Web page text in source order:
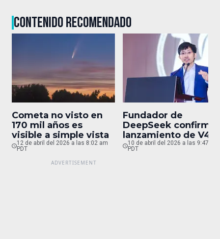
CONTENIDO RECOMENDADO
Cometa no visto en
170 mil años es
visible a simple vista
12 de abril del 2026 a las 8:02 am
PDT
Fundador de
DeepSeek confirma
lanzamiento de V4
para finales de abril
10 de abril del 2026 a las 9:47 pm
PDT